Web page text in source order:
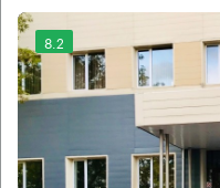
8.2